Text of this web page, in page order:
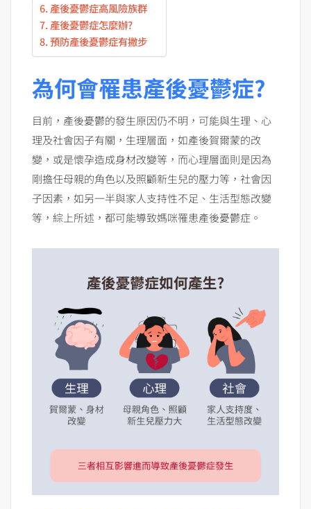
產後憂鬱症高風險族群
產後憂鬱症怎麼辦?
預防產後憂鬱症有撇步
為何會罹患產後憂鬱症?
目前，產後憂鬱的發生原因仍不明，可能與生理、心
理及社會因子有關，生理層面，如產後賀爾蒙的改
變，或是懷孕造成身材改變等，而心理層面則是因為
剛擔任母親的角色以及照顧新生兒的壓力等，社會因
子因素，如另一半與家人支持性不足、生活型態改變
等，綜上所述，都可能導致媽咪罹患產後憂鬱症。